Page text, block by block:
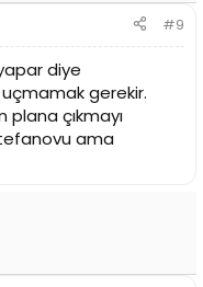
#9
diye
gerekir.
çıkmayı
ama